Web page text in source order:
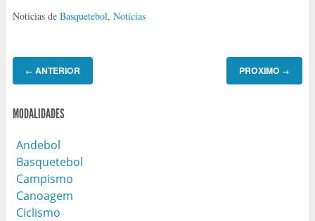
Noticias de Basquetebol, Notícias
← ANTERIOR PROXIMO →
MODALIDADES
Andebol
Basquetebol
Campismo
Canoagem
Ciclismo